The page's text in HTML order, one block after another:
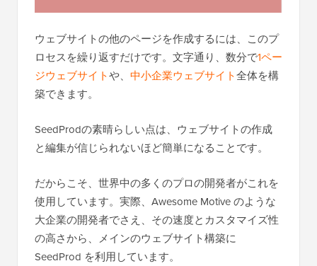
ウェブサイトの他のページを作成するには、このプ
ロセスを繰り返すだけです。文字通り、数分で1ペー
ジウェブサイトや、 中小企業ウェブサイト全体を構
築できます。
SeedProdの素晴らしい点は、ウェブサイトの作成
と編集が信じられないほど簡単になることです。
だからこそ、世界中の多くのプロの開発者がこれを
使用しています。実際、Awesome Motive のような
大企業の開発者でさえ、その速度とカスタマイズ性
の高さから、メインのウェブサイト構築に
SeedProd を利用しています。